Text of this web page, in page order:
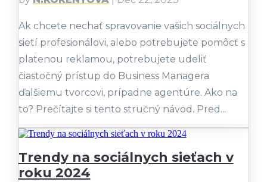
Ak chcete nechať spravovanie vašich sociálnych
sietí profesionálovi, alebo potrebujete pomôcť s
platenou reklamou, potrebujete udeliť
čiastočný prístup do Business Managera
ďalšiemu tvorcovi, prípadne agentúre. Ako na
to? Prečítajte si tento stručný návod. Pred...
Trendy na sociálnych sieťach v
roku 2024